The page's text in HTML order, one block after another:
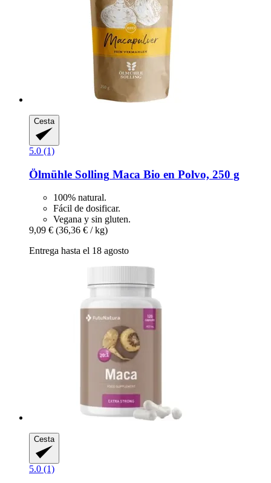
Cesta
5.0 (1)
Ölmühle Solling Maca Bio en Polvo, 250 g
100% natural.
Fácil de dosificar.
Vegana y sin gluten.
9,09 € (36,36 € / kg)
Entrega hasta el 18 agosto
Cesta
5.0 (1)